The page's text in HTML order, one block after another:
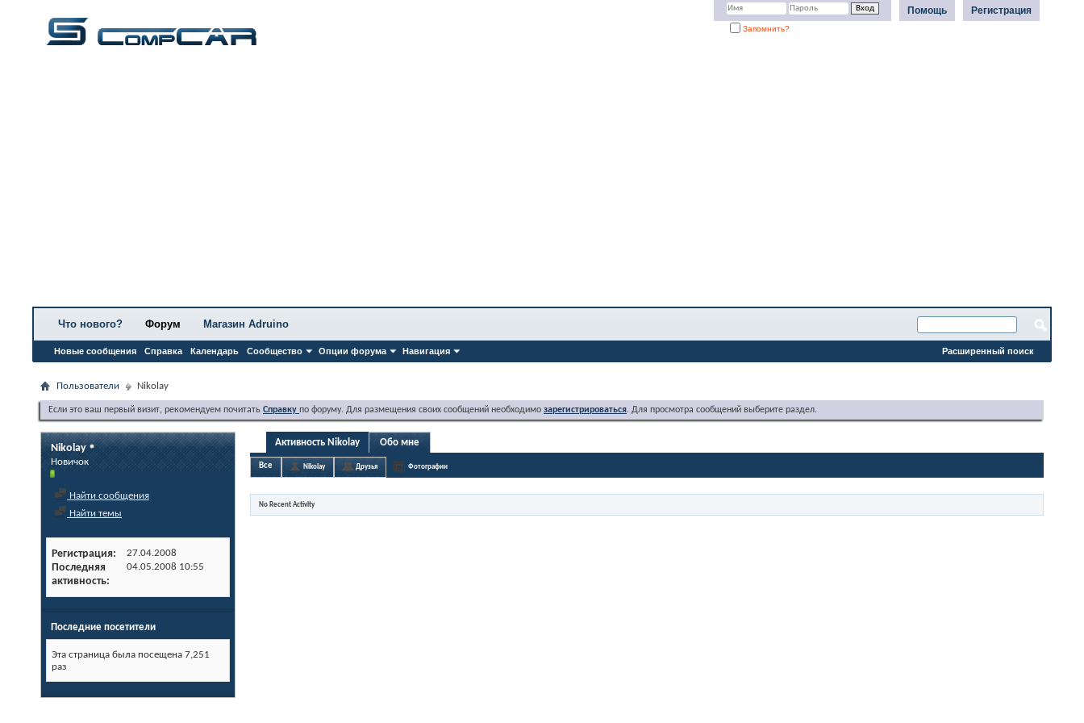
Регистрация
Помощь
Запомнить?
Что нового? Форум
Новые сообщения Справка Календарь Сообщество Опции форума Навигация
Магазин Adruino
Расширенный поиск
Пользователи Nikolay
Если это ваш первый визит, рекомендуем почитать Справку по форуму. Для размещения своих сообщений необходимо зарегистрироваться. Для просмотра сообщений выберите раздел.
Nikolay
Новичок
Найти сообщения
Найти темы
Регистрация 27.04.2008
Последняя
активность
04.05.2008 10:55
Последние посетители
Эта страница была посещена 7,251
раз
Активность Nikolay Обо мне
Все Nikolay Друзья Фотографии
No Recent Activity